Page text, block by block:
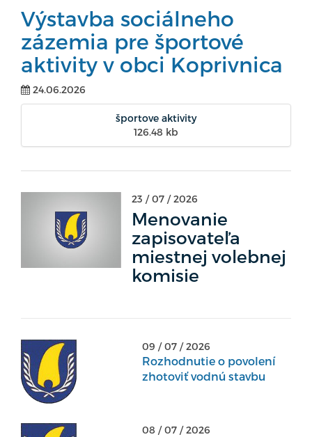
Výstavba sociálneho
zázemia pre športové
aktivity v obci Koprivnica
24.06.2026
športove aktivity
126.48 kb
23 / 07 / 2026
Menovanie
zapisovateľa
miestnej volebnej
komisie
09 / 07 / 2026
Rozhodnutie o povolení
zhotoviť vodnú stavbu
08 / 07 / 2026